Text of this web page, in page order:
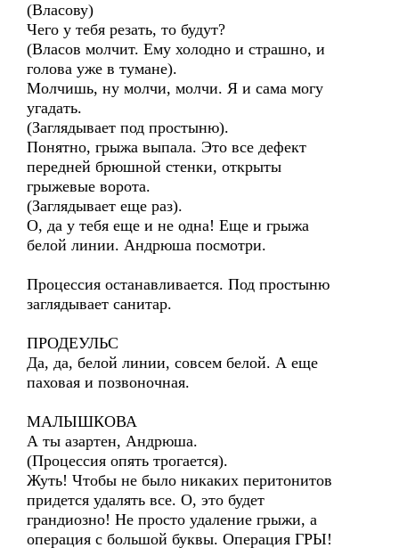
(Власову)
Чего у тебя резать, то будут?
(Власов молчит. Ему холодно и страшно, и
голова уже в тумане).
Молчишь, ну молчи, молчи. Я и сама могу
угадать.
(Заглядывает под простыню).
Понятно, грыжа выпала. Это все дефект
передней брюшной стенки, открыты
грыжевые ворота.
(Заглядывает еще раз).
О, да у тебя еще и не одна! Еще и грыжа
белой линии. Андрюша посмотри.
Процессия останавливается. Под простыню
заглядывает санитар.
ПРОДЕУЛЬС
Да, да, белой линии, совсем белой. А еще
паховая и позвоночная.
МАЛЫШКОВА
А ты азартен, Андрюша.
(Процессия опять трогается).
Жуть! Чтобы не было никаких перитонитов
придется удалять все. О, это будет
грандиозно! Не просто удаление грыжи, а
операция с большой буквы. Операция ГРЫ!